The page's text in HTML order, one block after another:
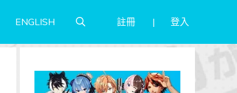
ENGLISH 註冊 登入